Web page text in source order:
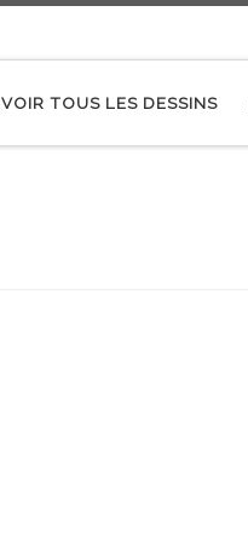
VOIR TOUS LES DESSINS